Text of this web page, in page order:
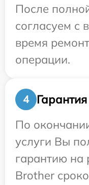
После
согласуем с
время
операции.
4
Гарантия
По
услуги Вы
гарантию на
Brother